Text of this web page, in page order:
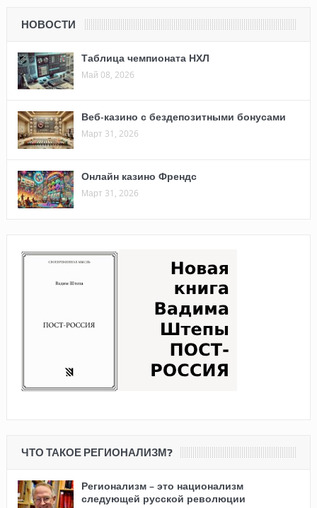
НОВОСТИ
Таблица чемпионата НХЛ
Май 08, 2026
Веб-казино с бездепозитными бонусами
Март 31, 2026
Онлайн казино Френдс
Март 31, 2026
ЧТО ТАКОЕ РЕГИОНАЛИЗМ?
Регионализм – это национализм
следующей русской революции